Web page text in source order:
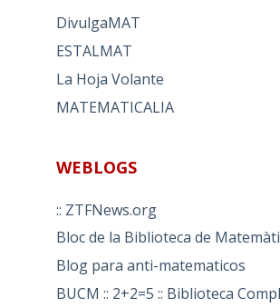
DivulgaMAT
ESTALMAT
La Hoja Volante
MATEMATICALIA
WEBLOGS
:: ZTFNews.org
Bloc de la Biblioteca de
Blog para anti-matematicos
BUCM :: 2+2=5 :: Biblioteca